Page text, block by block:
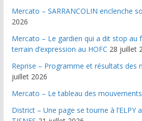
Mercato – SARRANCOLIN enclenche
2026
Mercato – Le gardien qui a dit stop au
terrain d’expression au HOFC 28 juillet
Reprise – Programme et résultats des
juillet 2026
Mercato – Le tableau des mouvements
District – Une page se tourne à l’ELPY